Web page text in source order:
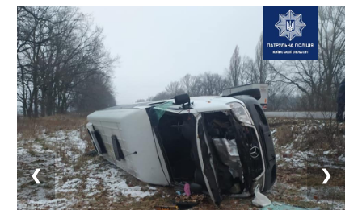
❮ ❯